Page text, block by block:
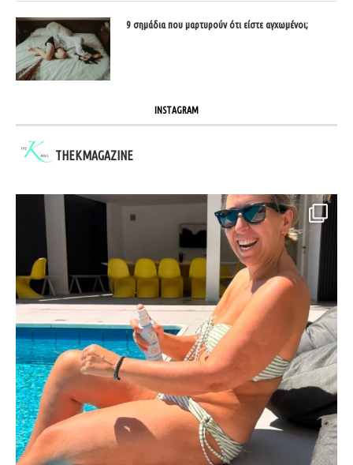
9 σημάδια που μαρτυρούν ότι είστε αγχωμένοι;
INSTAGRAM
THEKMAGAZINE